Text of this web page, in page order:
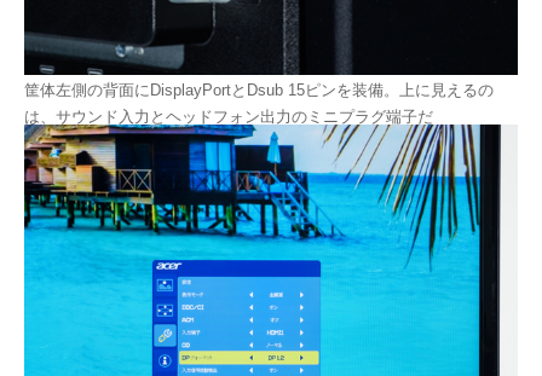
筐体左側の背面にDisplayPortとDsub 15ピンを装備。上に見えるの
は、サウンド入力とヘッドフォン出力のミニプラグ端子だ